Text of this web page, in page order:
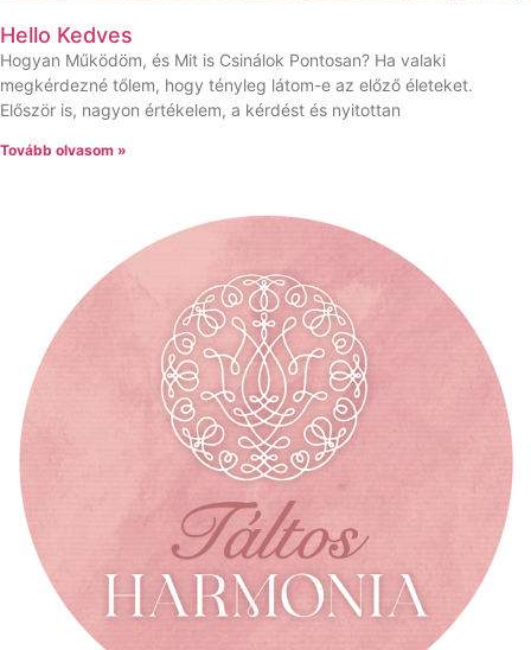
Hello Kedves
Hogyan Működöm, és Mit is Csinálok Pontosan? Ha valaki
megkérdezné tőlem, hogy tényleg látom-e az előző életeket.
Először is, nagyon értékelem, a kérdést és nyitottan
Tovább olvasom »